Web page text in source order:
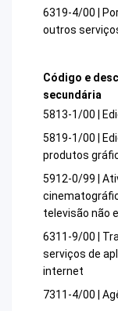
6319-4/00 |
outros
Código e
secundária
5813-1/00 |
5819-1/00 |
produtos
5912-0/99 |
televisão não
6311-9/00 |
serviços de
internet
7311-4/00 |